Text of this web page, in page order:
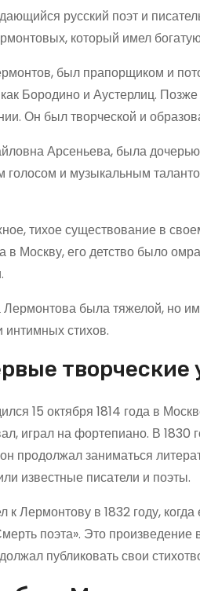
русский поэт и
который имел
был прапорщиком и
Бородино и Аустерлиц.
Он был творческой и
Арсеньева, была
и музыкальным
тихое существование в
в Москву, его детство было
была тяжелой, но
интимных стихов.
творческие
15 октября 1814 года в
играл на фортепиано. В
продолжал заниматься
известные писатели и поэты.
Лермонтову в 1832 году,
поэта». Это
публиковать свои